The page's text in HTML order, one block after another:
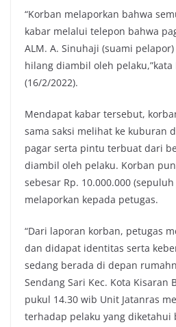
“Korban melaporkan bahwa
kabar melalui telepon bahwa
ALM. A. Sinuhaji (suami
hilang diambil oleh pelaku,”kata
(16/2/2022).
Mendapat kabar tersebut,
sama saksi melihat ke kuburan
pagar serta pintu terbuat dari
diambil oleh pelaku. Korban
sebesar Rp. 10.000.000
melaporkan kepada petugas.
“Dari laporan korban, petugas
dan didapat identitas serta
sedang berada di depan
Sendang Sari Kec. Kota Kisaran
pukul 14.30 wib Unit Jatanras
terhadap pelaku yang diketahui